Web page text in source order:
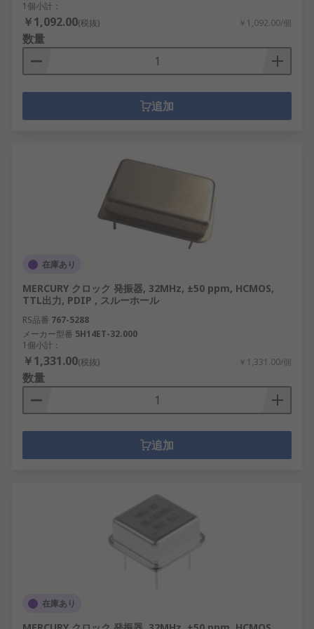
1個小計：
￥1,092.00(税抜) ￥1,092.00/個
数量
追加
在庫あり
MERCURY クロック 発振器, 32MHz, ±50 ppm, HCMOS,
TTL出力, PDIP , スルーホール
RS品番 767-5288
メーカー型番 5H14ET-32.000
1個小計：
￥1,331.00(税抜) ￥1,331.00/個
数量
追加
在庫あり